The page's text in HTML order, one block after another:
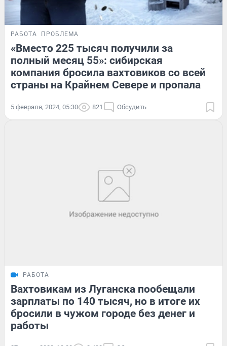
РАБОТА ПРОБЛЕМА
«Вместо 225 тысяч получили за
полный месяц 55»: сибирская
компания бросила вахтовиков со всей
страны на Крайнем Севере и пропала
5 февраля, 2024, 05:30 821 Обсудить
РАБОТА
Вахтовикам из Луганска пообещали
зарплаты по 140 тысяч, но в итоге их
бросили в чужом городе без денег и
работы